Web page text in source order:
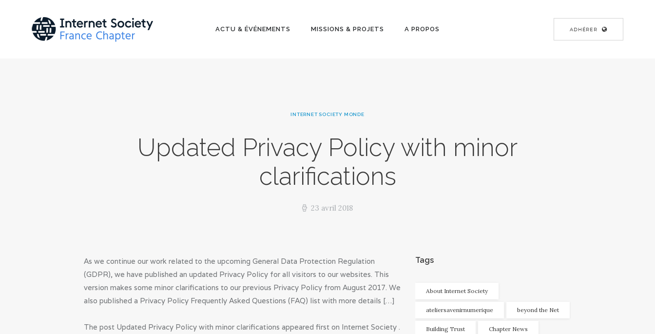
ACTU & ÉVÉNEMENTS MISSIONS & PROJETS A PROPOS ADHÉRER
INTERNET SOCIETY MONDE
Updated Privacy Policy with minor
clarifications
23 avril 2018
ÉVÉNEMENT
As we continue our work related to the upcoming General Data Protection Regulation
(GDPR), we have published an updated Privacy Policy for all visitors to our websites. This
version makes some minor clarifications to our previous Privacy Policy from August 2017. We
also published a Privacy Policy Frequently Asked Questions (FAQ) list with more details […]
The post Updated Privacy Policy with minor clarifications appeared first on Internet Society .
Tags
About Internet Society
ateliersavenirnumerique beyond the Net
Building Trust Chapter News